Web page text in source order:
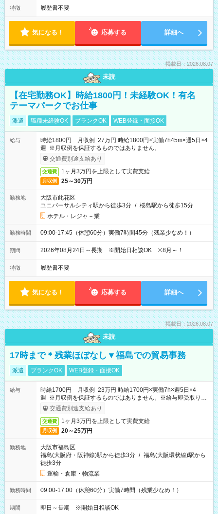
特徴 履歴書不要
気になる！ 応募する 詳細へ
掲載日：2026.08.07
未読
【在宅勤務OK】時給1800円！未経験OK！有名
テーマパークでお仕事
派遣 職種未経験OK ブランクOK WEB登録・面接OK
給与
時給1800円 月収例 27万円 時給1800円×実働7h45m×週5日×4
週 ※月収例を保証するものではありません。
交通費別途支給あり
交通費 1ヶ月3万円を上限として実費支給
月収例 25～30万円
勤務地
大阪市此花区
ユニバーサルシティ駅から徒歩3分 / 桜島駅から徒歩15分
ホテル・レジャ－業
勤務時間 09:00-17:45（休憩60分）実働7時間45分（残業少なめ！）
期間 2026年08月24日～長期 ※開始日相談OK ※8月～！
特徴 履歴書不要
気になる！ 応募する 詳細へ
掲載日：2026.08.07
未読
17時まで＊残業ほぼなし▼福島での貿易事務
派遣 ブランクOK WEB登録・面接OK
給与
時給1700円 月収例 23万円 時給1700円×実働7h×週5日×4
週 ※月収例を保証するものではありません。※給与即受取りサ
ービス利用可（利用条件有）
交通費別途支給あり
交通費 1ヶ月3万円を上限として実費支給
月収例 20～25万円
勤務地
大阪市福島区
福島(大阪府・阪神線)駅から徒歩3分 / 福島(大阪環状線)駅から
徒歩3分
運輸・倉庫・物流業
勤務時間 09:00-17:00（休憩60分）実働7時間（残業少なめ！）
期間 即日～長期 ※開始日相談OK